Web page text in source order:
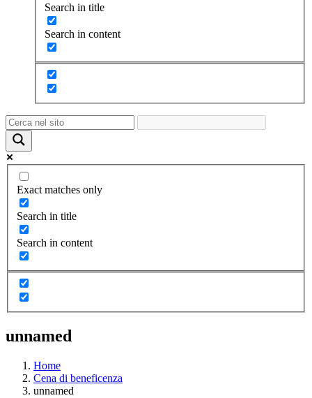
Search in title
Search in content
Exact matches only
Search in title
Search in content
unnamed
Home
Cena di beneficenza
unnamed